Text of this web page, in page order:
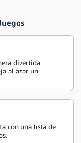
divertida
al azar un
con una lista de